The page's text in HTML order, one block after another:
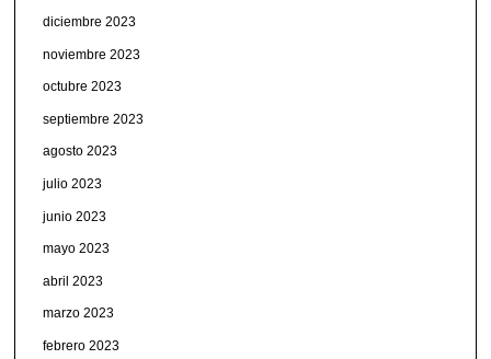
diciembre 2023
noviembre 2023
octubre 2023
septiembre 2023
agosto 2023
julio 2023
junio 2023
mayo 2023
abril 2023
marzo 2023
febrero 2023